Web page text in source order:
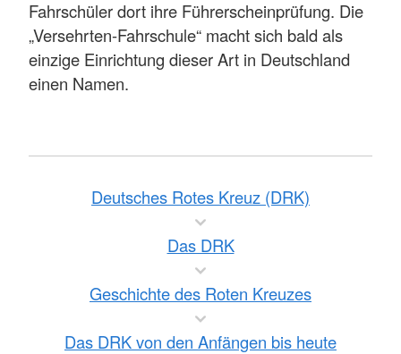
Fahrschüler dort ihre Führerscheinprüfung. Die
„Versehrten-Fahrschule“ macht sich bald als
einzige Einrichtung dieser Art in Deutschland
einen Namen.
Deutsches Rotes Kreuz (DRK)
Das DRK
Geschichte des Roten Kreuzes
Das DRK von den Anfängen bis heute